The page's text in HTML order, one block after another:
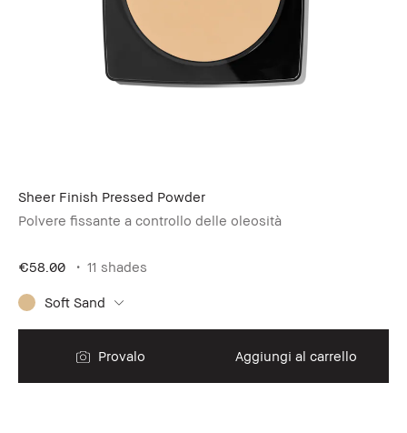
Sheer Finish Pressed Powder
Polvere fissante a controllo delle oleosità
€58.00 11 shades
Soft Sand
Provalo Aggiungi al carrello